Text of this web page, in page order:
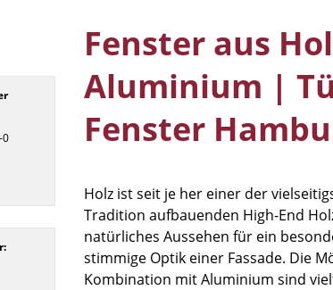
Fenster aus
Aluminium |
Fenster
Holz ist seit je her einer der
Tradition aufbauenden High-End
natürliches Aussehen für ein
stimmige Optik einer Fassade. Die
Kombination mit Aluminium sind
0